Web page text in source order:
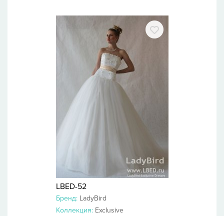
LBED-52
Бренд: LadyBird
Коллекция: Exclusive